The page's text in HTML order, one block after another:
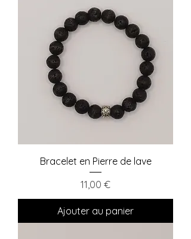
Bracelet en Pierre de lave
Prix
11,00 €
Ajouter au panier